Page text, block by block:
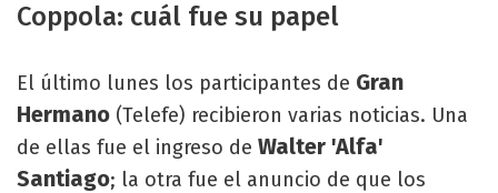
Coppola: cuál fue su papel
El último lunes los participantes de Gran
Hermano (Telefe) recibieron varias noticias. Una
de ellas fue el ingreso de Walter 'Alfa'
Santiago; la otra fue el anuncio de que los